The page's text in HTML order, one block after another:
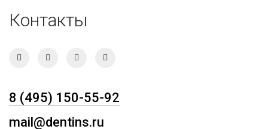
Контакты
8 (495) 150-55-92
mail@dentins.ru